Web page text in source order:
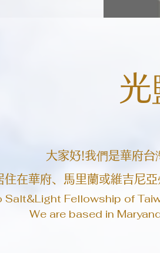
光
大家好!我們是華府台
住在華府、馬里蘭或維吉尼
Salt&Light Fellowship of
We are based in